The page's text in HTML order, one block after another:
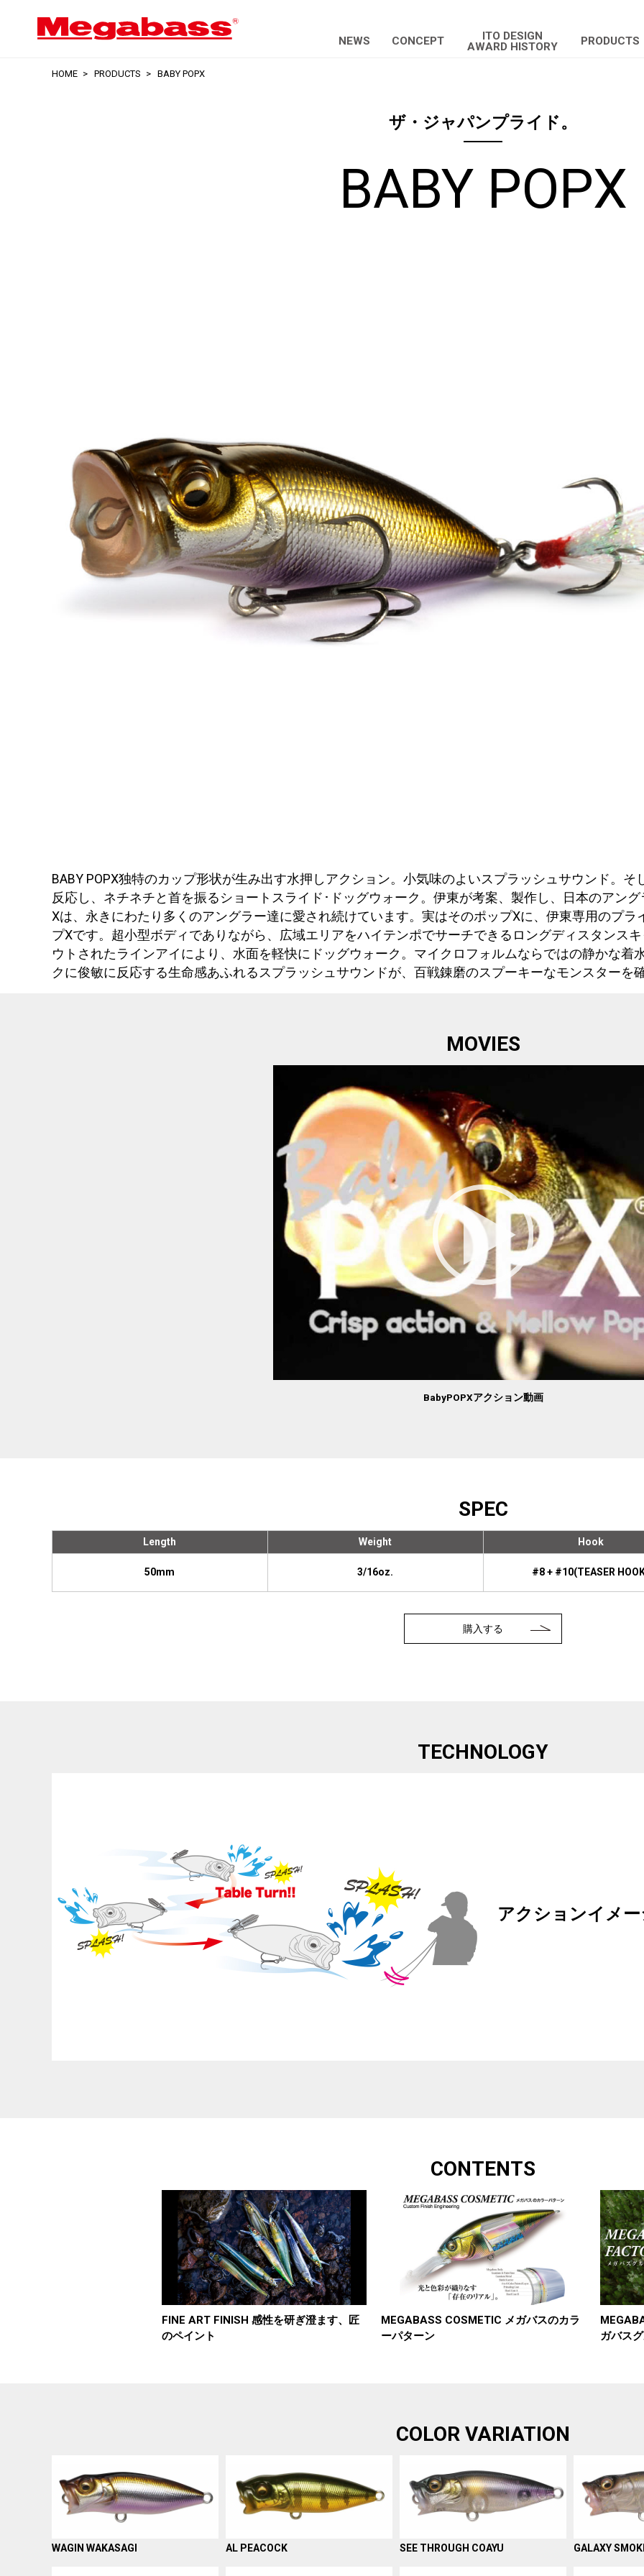
NEWS CONCEPT
ITO DESIGN
AWARD HISTORY
PRODUCTS
HOME PRODUCTS BABY POPX
ザ・ジャパンプライド。
BABY POPX
BABY POPX独特のカップ形状が生み出す水押しアクション。小気味のよいスプラッシュサウンド。
反応し、ネチネチと首を振るショートスライド･ドッグウォーク。伊東が考案、製作し、日本のアン
Xは、永きにわたり多くのアングラー達に愛され続けています。実はそのポップXに、伊東専用のプ
プXです。超小型ボディでありながら、広域エリアをハイテンポでサーチできるロングディスタンス
ウトされたラインアイにより、水面を軽快にドッグウォーク。マイクロフォルムならではの静かな着
クに俊敏に反応する生命感あふれるスプラッシュサウンドが、百戦錬磨のスプーキーなモンスターを
MOVIES
BabyPOPXアクション動画
SPEC
Length
50mm
Weight
3/16oz.
Hook
#8 + #10(TEASER
購入する
TECHNOLOGY
アクションイメ
CONTENTS
FINE ART FINISH 感性を研ぎ澄ます、匠
のペイント
MEGABASS COSMETIC メガバスのカラ
ーパターン
ガバス
COLOR VARIATION
WAGIN WAKASAGI AL PEACOCK SEE THROUGH COAYU GALAXY